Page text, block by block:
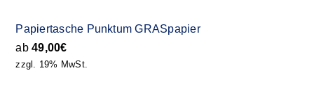
Papiertasche Punktum GRASpapier
ab49,00€
zzgl. 19% MwSt.